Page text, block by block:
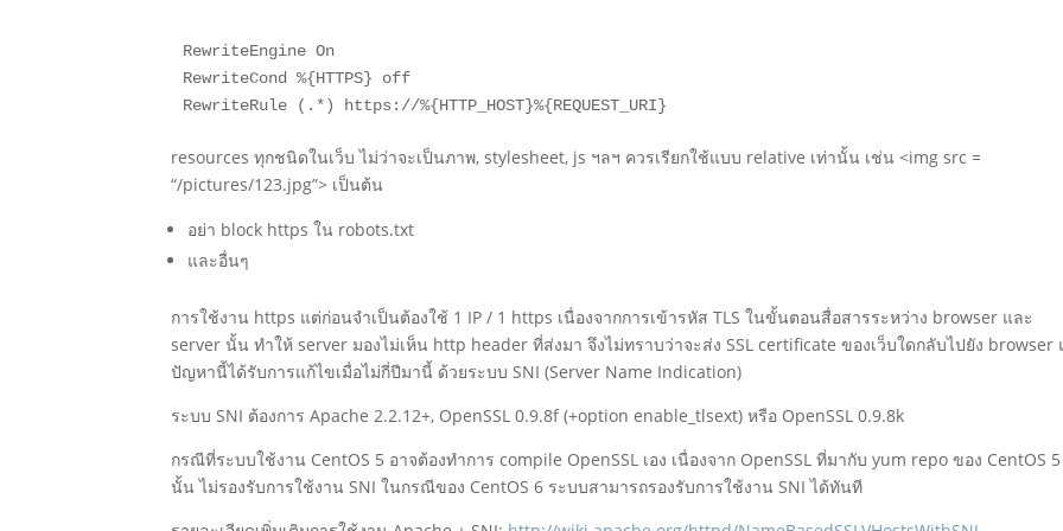
RewriteEngine On
RewriteCond %{HTTPS} off
RewriteRule (.*) https://%{HTTP_HOST}%{REQUEST_URI}
resources ทุกชนิดในเว็บ ไม่ว่าจะเป็นภาพ, stylesheet, js ฯลฯ​ ควรเรียกใช้แบบ relative เท่านั้น เช่น <img src =
“/pictures/123.jpg”> เป็นต้น
อย่า block https ใน robots.txt
และอื่นๆ
การใช้งาน https แต่ก่อนจำเป็นต้องใช้ 1 IP / 1 https เนื่องจากการเข้ารหัส TLS ในขั้นตอนสื่อสารระหว่าง browser และ
server นั้น ทำให้ server มองไม่เห็น http header ที่ส่งมา จึงไม่ทราบว่าจะส่ง SSL certificate ของเว็บใดกลับไปยัง browser
ปัญหานี้ได้รับการแก้ไขเมื่อไม่กี่ปีมานี้ ด้วยระบบ SNI (Server Name Indication)
ระบบ SNI ต้องการ Apache 2.2.12+, OpenSSL 0.9.8f (+option enable_tlsext) หรือ OpenSSL 0.9.8k
กรณีที่ระบบใช้งาน CentOS 5 อาจต้องทำการ compile OpenSSL เอง เนื่องจาก OpenSSL ที่มากับ yum repo ของ CentOS 5
นั้น ไม่รองรับการใช้งาน SNI ในกรณีของ CentOS 6 ระบบสามารถรองรับการใช้งาน SNI ได้ทันที